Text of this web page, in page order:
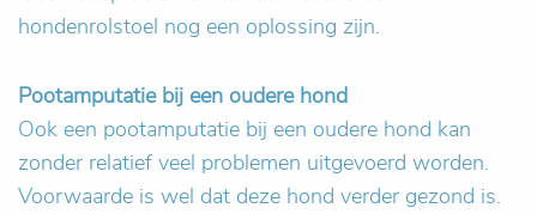
hondenrolstoel nog een oplossing zijn.
Pootamputatie bij een oudere hond
Ook een pootamputatie bij een oudere hond kan
zonder relatief veel problemen uitgevoerd worden.
Voorwaarde is wel dat deze hond verder gezond is.